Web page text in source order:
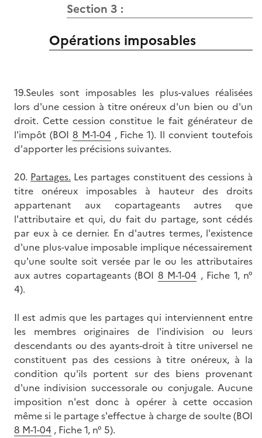
Section 3 :
Opérations imposables
19.Seules sont imposables les plus-values réalisées
lors d'une cession à titre onéreux d'un bien ou d'un
droit. Cette cession constitue le fait générateur de
l'impôt (BOI 8 M-1-04 , Fiche 1). Il convient toutefois
d'apporter les précisions suivantes.
20. Partages. Les partages constituent des cessions à
titre onéreux imposables à hauteur des droits
appartenant aux copartageants autres que
l'attributaire et qui, du fait du partage, sont cédés
par eux à ce dernier. En d'autres termes, l'existence
d'une plus-value imposable implique nécessairement
qu'une soulte soit versée par le ou les attributaires
aux autres copartageants (BOI 8 M-1-04 , Fiche 1, n°
4).
Il est admis que les partages qui interviennent entre
les membres originaires de l'indivision ou leurs
descendants ou des ayants-droit à titre universel ne
constituent pas des cessions à titre onéreux, à la
condition qu'ils portent sur des biens provenant
d'une indivision successorale ou conjugale. Aucune
imposition n'est donc à opérer à cette occasion
même si le partage s'effectue à charge de soulte (BOI
8 M-1-04 , Fiche 1, n° 5).